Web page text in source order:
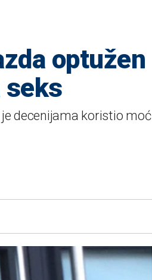
optužen
seks
decenijama koristio moć